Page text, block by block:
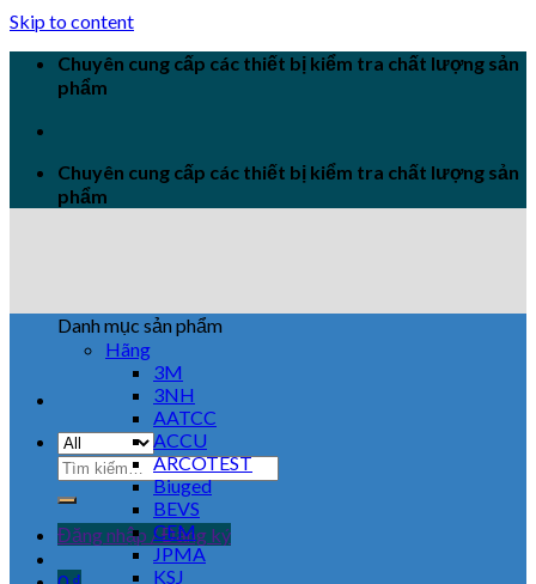
Skip to content
Chuyên cung cấp các thiết bị kiểm tra chất lượng sản
phẩm
Chuyên cung cấp các thiết bị kiểm tra chất lượng sản
phẩm
Đăng nhập / Đăng ký
Danh mục sản phẩm
Hãng
3M
3NH
AATCC
ACCU
ARCOTEST
Biuged
BEVS
CEM
JPMA
KSJ